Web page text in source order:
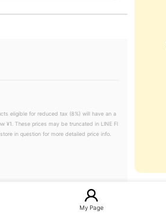
eligible for reduced tax (8%) will have an a
¥1. These prices may be truncated in LINE Fl
in question for more detailed price info.
My Page